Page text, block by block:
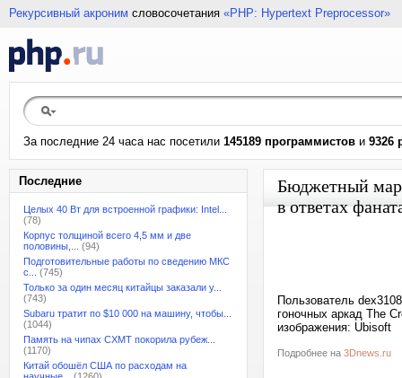
Рекурсивный акроним словосочетания «PHP: Hypertext Preprocessor»
За последние 24 часа нас посетили 145189 программистов и 9326
Последние
Целых 40 Вт для встроенной графики: Intel...
(78)
Корпус толщиной всего 4,5 мм и две
половины,...
(94)
Подготовительные работы по сведению МКС
с...
(745)
Только за один месяц китайцы заказали у...
(743)
Subaru тратит по $10 000 на машину, чтобы...
(1044)
Память на чипах CXMT покорила рубеж...
(1170)
Китай обошёл США по расходам на
Бюджетный
в ответах
Пользователь
гоночных аркад The
изображения: Ubisoft
Подробнее на 3Dnews.ru